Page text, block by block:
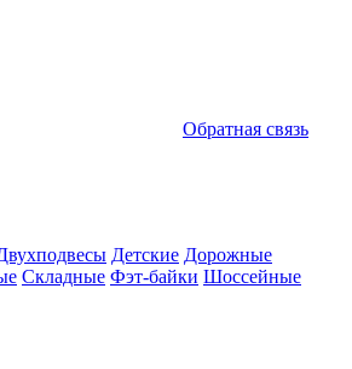
Обратная связь
Детские Дорожные
Складные Фэт-байки Шоссейные